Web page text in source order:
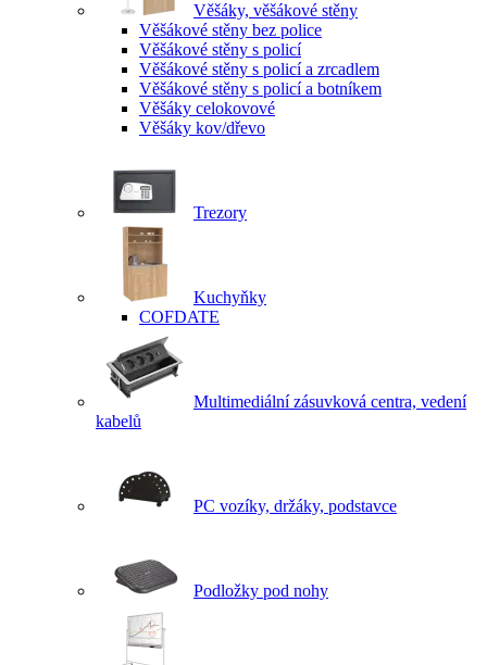
Věšáky, věšákové stěny
Věšákové stěny bez police
Věšákové stěny s policí
Věšákové stěny s policí a zrcadlem
Věšákové stěny s policí a botníkem
Věšáky celokovové
Věšáky kov/dřevo
Trezory
Kuchyňky
COFDATE
Multimediální zásuvková centra, vedení
kabelů
PC vozíky, držáky, podstavce
Podložky pod nohy